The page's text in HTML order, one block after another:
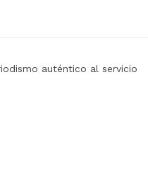
auténtico al servicio